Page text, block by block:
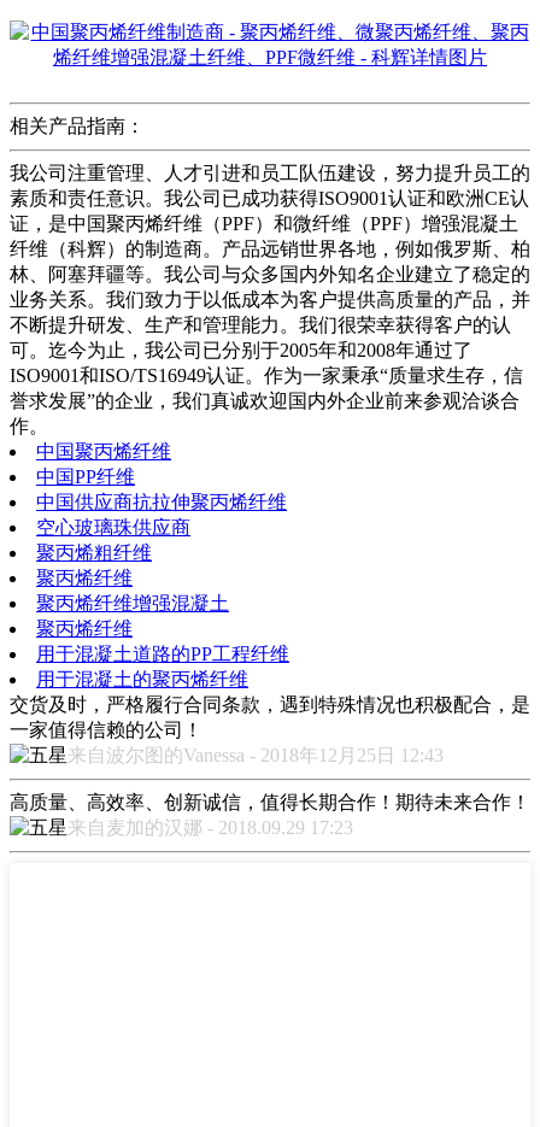
相关产品指南：
我公司注重管理、人才引进和员工队伍建设，努力提升员工的
素质和责任意识。我公司已成功获得ISO9001认证和欧洲CE认
证，是中国聚丙烯纤维（PPF）和微纤维（PPF）增强混凝土
纤维（科辉）的制造商。产品远销世界各地，例如俄罗斯、柏
林、阿塞拜疆等。我公司与众多国内外知名企业建立了稳定的
业务关系。我们致力于以低成本为客户提供高质量的产品，并
不断提升研发、生产和管理能力。我们很荣幸获得客户的认
可。迄今为止，我公司已分别于2005年和2008年通过了
ISO9001和ISO/TS16949认证。作为一家秉承“质量求生存，信
誉求发展”的企业，我们真诚欢迎国内外企业前来参观洽谈合
作。
中国聚丙烯纤维
中国PP纤维
中国供应商抗拉伸聚丙烯纤维
空心玻璃珠供应商
聚丙烯粗纤维
聚丙烯纤维
聚丙烯纤维增强混凝土
聚丙烯纤维
用于混凝土道路的PP工程纤维
用于混凝土的聚丙烯纤维
交货及时，严格履行合同条款，遇到特殊情况也积极配合，是
一家值得信赖的公司！
来自波尔图的Vanessa - 2018年12月25日 12:43
高质量、高效率、创新诚信，值得长期合作！期待未来合作！
来自麦加的汉娜 - 2018.09.29 17:23